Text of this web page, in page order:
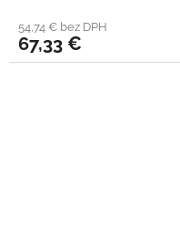
54,74 € bez DPH
67,33 €